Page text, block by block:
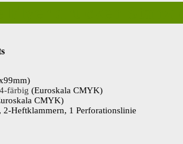
4-färbig (Euroskala CMYK)
CMYK)
2-Heftklammern, 1 Perforationslinie